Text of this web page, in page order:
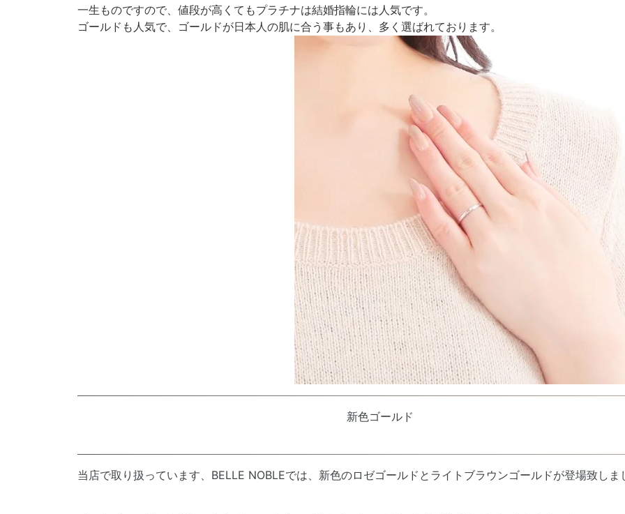
一生ものですので、値段が高くてもプラチナは結婚指輪には人気です。
ゴールドも人気で、ゴールドが日本人の肌に合う事もあり、多く選ばれております。
新色ゴールド
当店で取り扱っています、BELLE NOBLEでは、新色のロゼゴールドとライトブラウンゴールドが登場致しま